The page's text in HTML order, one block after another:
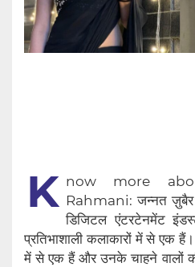
K now more
Rahmani: जन्नत ज़ुबैर
डिजिटल एंटरटेनमेंट
प्रतिभाशाली कलाकारों में से एक हैं।
में से एक हैं और उनके चाहने वालों